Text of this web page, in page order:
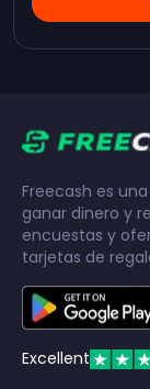
Freecash es
ganar dinero y
encuestas y
tarjetas de
Excellent